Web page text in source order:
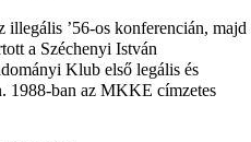
illegális ’56-os konferencián, majd
a Széchenyi István
Klub első legális és
1988-ban az MKKE címzetes